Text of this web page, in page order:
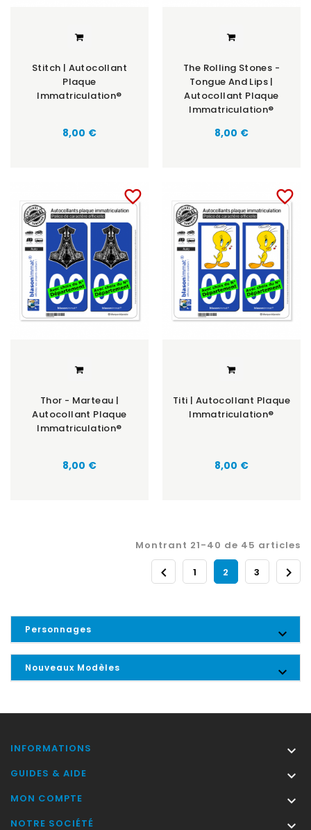
Stitch | Autocollant
Plaque
Immatriculation®
8,00 €
The Rolling Stones -
Tongue And Lips |
Autocollant Plaque
Immatriculation®
8,00 €
favorite_border
Thor - Marteau |
Autocollant Plaque
Immatriculation®
8,00 €
favorite_border
Titi | Autocollant Plaque
Immatriculation®
8,00 €
Montrant 21-40 de 45 articles
 1 2 3 
Personnages 
Nouveaux Modèles 
INFORMATIONS 
GUIDES & AIDE 
MON COMPTE 
NOTRE SOCIÉTÉ 